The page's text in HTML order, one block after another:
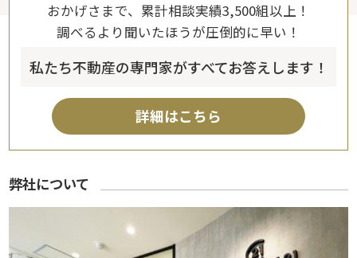
おかげさまで、累計相談実績3,500組以上！
調べるより聞いたほうが圧倒的に早い！
私たち不動産の専門家がすべてお答えします！
詳細はこちら
弊社について